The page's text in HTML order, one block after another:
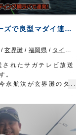
チェンジアップシリーズで良型マダイ連発！玄界灘タイラバゲーム！
/玄界灘 / 福岡県 / タイラバ
れたサガテレビ放送
。
永航汰が玄界灘のタ
通じない厳しい状況
ヘッドのキャスティ
を引き出していきま